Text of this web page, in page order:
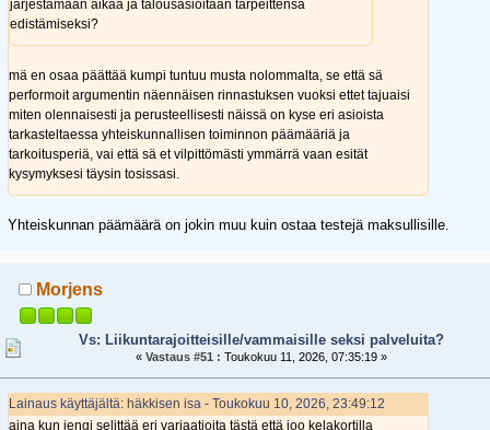
järjestämään aikaa ja talousasioitaan tarpeittensa
edistämiseksi?
mä en osaa päättää kumpi tuntuu musta nolommalta, se että sä
performoit argumentin näennäisen rinnastuksen vuoksi ettet tajuaisi
miten olennaisesti ja perusteellisesti näissä on kyse eri asioista
tarkasteltaessa yhteiskunnallisen toiminnon päämääriä ja
tarkoitusperiä, vai että sä et vilpittömästi ymmärrä vaan esität
kysymyksesi täysin tosissasi.
Yhteiskunnan päämäärä on jokin muu kuin ostaa testejä maksullisille.
Morjens
Vs: Liikuntarajoitteisille/vammaisille seksi palveluita?
«Vastaus #51 : Toukokuu 11, 2026, 07:35:19 »
Lainaus käyttäjältä: häkkisen isa - Toukokuu 10, 2026, 23:49:12
aina kun jengi selittää eri variaatioita tästä että joo kelakortilla